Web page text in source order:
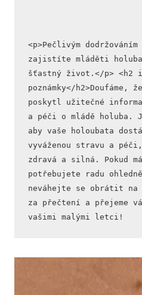
<p>Pečlivým
zajistíte mláděti
šťastný život.</p> <h2
poznámky</h2>Doufáme,
poskytl užitečné
a péči o mládě
aby vaše holoubata
vyváženou stravu a
zdravá a silná. Pokud
potřebujete radu
neváhejte se obrátit na
za přečtení a přejeme
vašimi malými letci!